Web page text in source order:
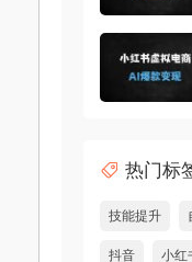
热门标
技能提升
抖音 小红